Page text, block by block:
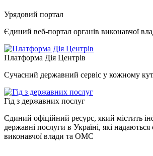
Урядовий портал
Єдиний веб-портал органів виконавчої
Платформа Дія Центрів
Сучасний державний сервіс у кожному
Гід з державних послуг
Єдиний офіційний ресурс, який містить
державні послуги в Україні, які
виконавчої влади та ОМС